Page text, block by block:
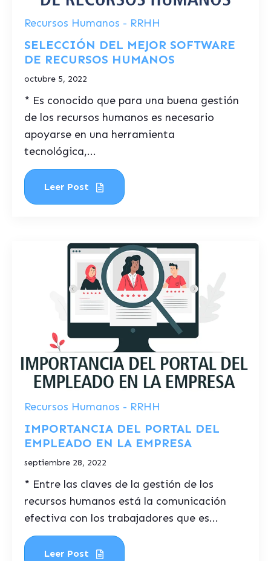
Recursos Humanos - RRHH
SELECCIÓN DEL MEJOR SOFTWARE
DE RECURSOS HUMANOS
octubre 5, 2022
* Es conocido que para una buena gestión
de los recursos humanos es necesario
apoyarse en una herramienta
tecnológica,...
Leer Post
Recursos Humanos - RRHH
IMPORTANCIA DEL PORTAL DEL
EMPLEADO EN LA EMPRESA
septiembre 28, 2022
* Entre las claves de la gestión de los
recursos humanos está la comunicación
efectiva con los trabajadores que es...
Leer Post